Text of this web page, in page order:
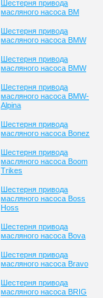
Шестерня привода
масляного насоса BM
Шестерня привода
масляного насоса BMW
Шестерня привода
масляного насоса BMW
Шестерня привода
масляного насоса BMW-
Alpina
Шестерня привода
масляного насоса Bonez
Шестерня привода
масляного насоса Boom
Trikes
Шестерня привода
масляного насоса Boss
Hoss
Шестерня привода
масляного насоса Bova
Шестерня привода
масляного насоса Bravo
Шестерня привода
масляного насоса BRIG